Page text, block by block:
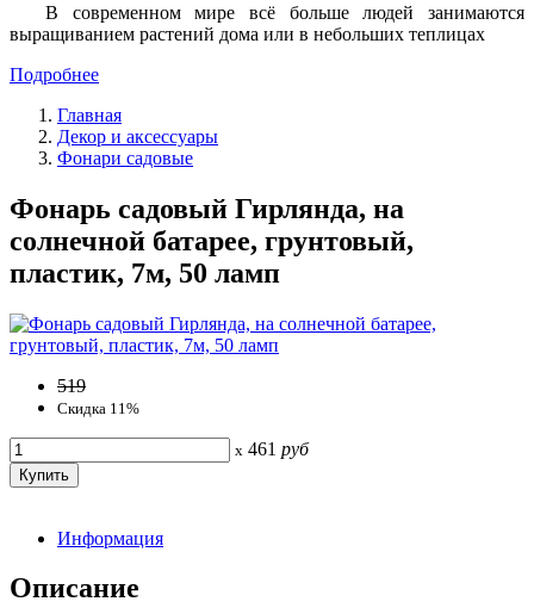
В современном мире всё больше людей занимаются
выращиванием растений дома или в небольших теплицах
Подробнее
Главная
Декор и аксессуары
Фонари садовые
Фонарь садовый Гирлянда, на
солнечной батарее, грунтовый,
пластик, 7м, 50 ламп
519
Скидка 11%
x 461 руб
Информация
Описание